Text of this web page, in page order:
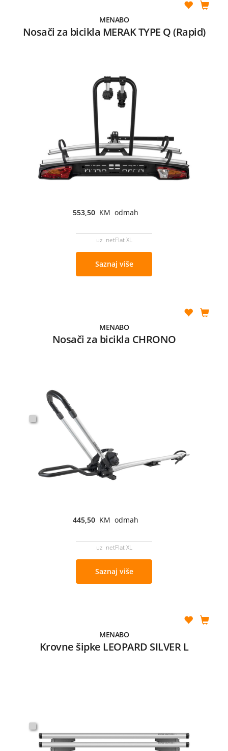
MENABO
Nosači za bicikla MERAK TYPE Q (Rapid)
553,50 KM odmah
uz netFlat XL
Saznaj više
MENABO
Nosači za bicikla CHRONO
445,50 KM odmah
uz netFlat XL
Saznaj više
MENABO
Krovne šipke LEOPARD SILVER L